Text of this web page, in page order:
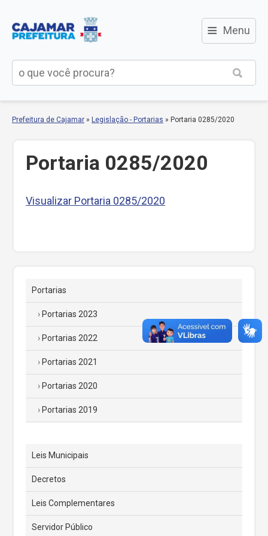
≡ Menu
Prefeitura de Cajamar » Legislação - Portarias » Portaria 0285/2020
Portaria 0285/2020
Visualizar Portaria 0285/2020
Portarias
Portarias 2023
Portarias 2022
Portarias 2021
Portarias 2020
Portarias 2019
Leis Municipais
Decretos
Leis Complementares
Servidor Público